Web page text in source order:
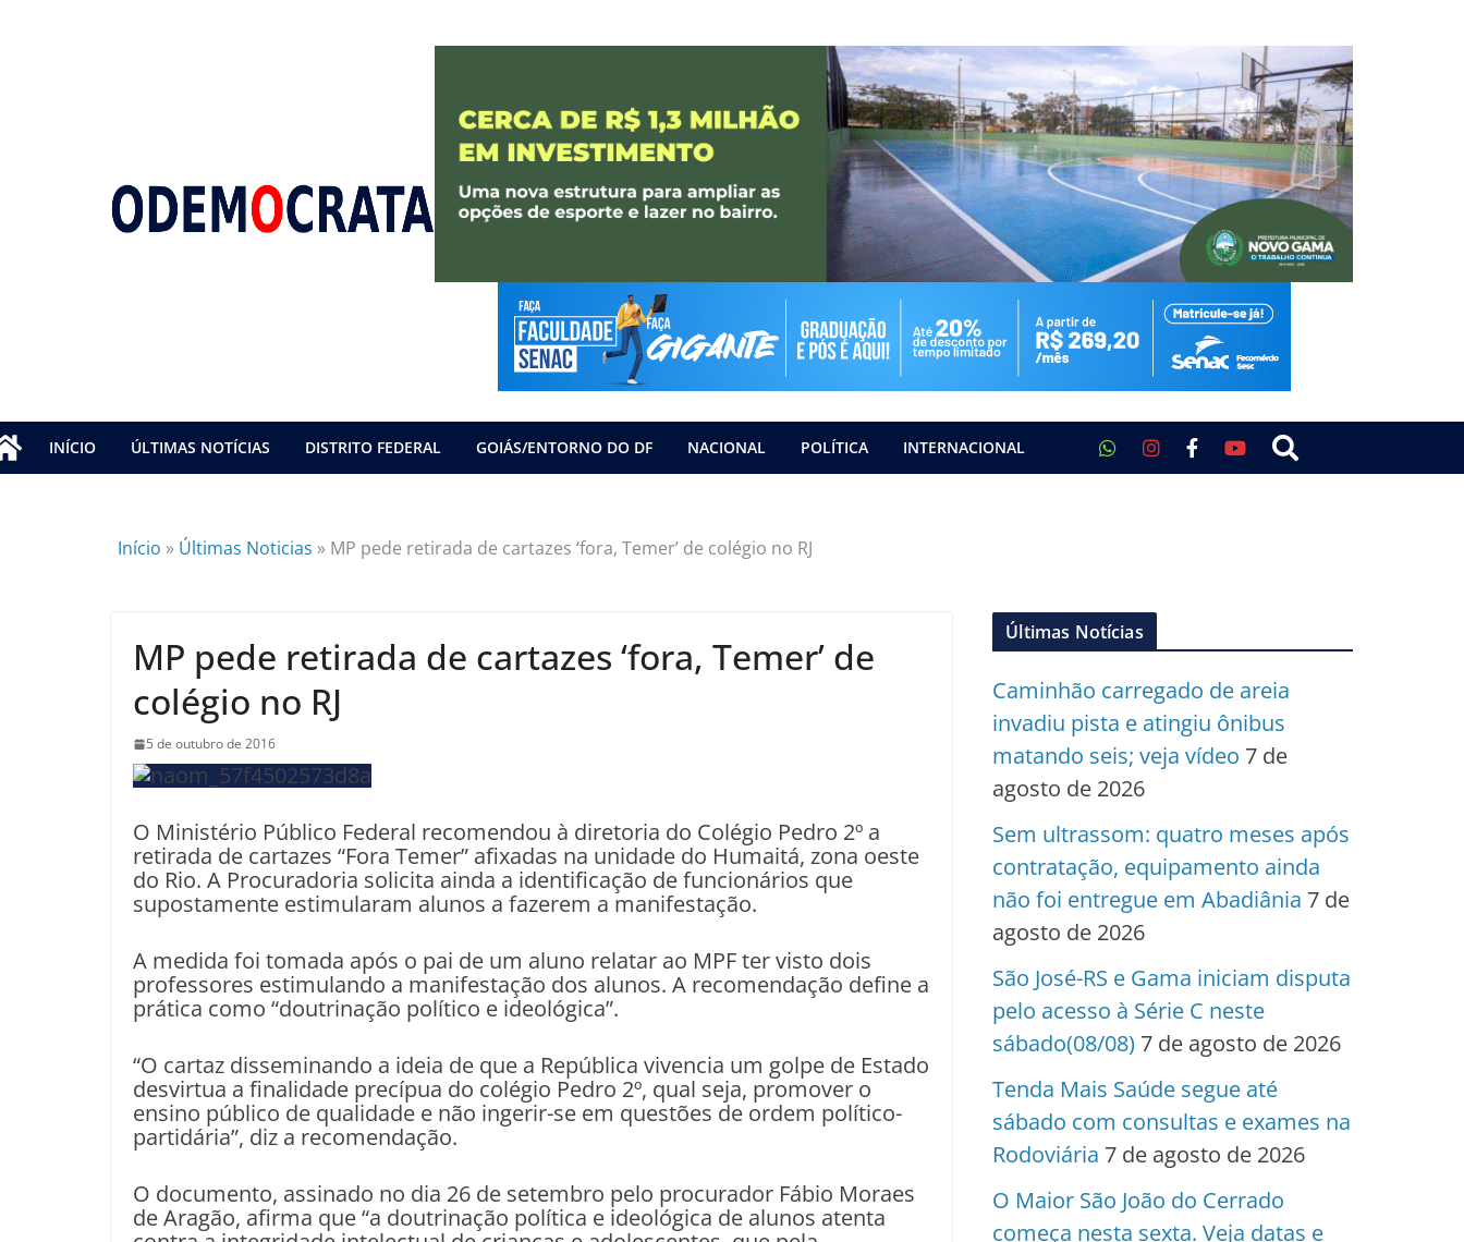
INÍCIO ÚLTIMAS NOTÍCIAS DISTRITO FEDERAL GOIÁS/ENTORNO DO DF NACIONAL POLÍTICA INTERNACIONAL
Início » Últimas Noticias » MP pede retirada de cartazes ‘fora, Temer’ de colégio no RJ
MP pede retirada de cartazes ‘fora, Temer’ de
colégio no RJ
5 de outubro de 2016
O Ministério Público Federal recomendou à diretoria do Colégio Pedro 2º a
retirada de cartazes “Fora Temer” afixadas na unidade do Humaitá, zona oeste
do Rio. A Procuradoria solicita ainda a identificação de funcionários que
supostamente estimularam alunos a fazerem a manifestação.
A medida foi tomada após o pai de um aluno relatar ao MPF ter visto dois
professores estimulando a manifestação dos alunos. A recomendação define a
prática como “doutrinação político e ideológica”.
“O cartaz disseminando a ideia de que a República vivencia um golpe de Estado
desvirtua a finalidade precípua do colégio Pedro 2º, qual seja, promover o
ensino público de qualidade e não ingerir-se em questões de ordem político-
partidária”, diz a recomendação.
O documento, assinado no dia 26 de setembro pelo procurador Fábio Moraes
de Aragão, afirma que “a doutrinação política e ideológica de alunos atenta
Últimas Notícias
Caminhão carregado de areia
invadiu pista e atingiu ônibus
matando seis; veja vídeo 7 de
agosto de 2026
Sem ultrassom: quatro meses após
contratação, equipamento ainda
não foi entregue em Abadiânia 7 de
agosto de 2026
São José-RS e Gama iniciam disputa
pelo acesso à Série C neste
sábado(08/08) 7 de agosto de 2026
Tenda Mais Saúde segue até
sábado com consultas e exames na
Rodoviária 7 de agosto de 2026
O Maior São João do Cerrado
começa nesta sexta. Veja datas e